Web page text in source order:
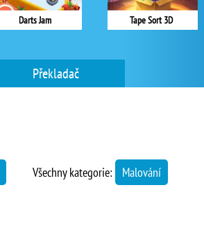
Darts Jam Tape Sort 3D
Překladač
Všechny kategorie: Malování